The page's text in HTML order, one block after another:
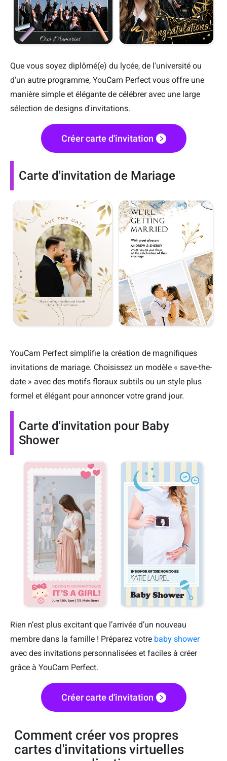
Que vous soyez diplômé(e) du lycée, de l'université ou
d'un autre programme, YouCam Perfect vous offre une
manière simple et élégante de célébrer avec une large
sélection de designs d'invitations.
Créer carte d'invitation
Carte d'invitation de Mariage
YouCam Perfect simplifie la création de magnifiques
invitations de mariage. Choisissez un modèle « save-the-
date » avec des motifs floraux subtils ou un style plus
formel et élégant pour annoncer votre grand jour.
Carte d'invitation pour Baby
Shower
Rien n’est plus excitant que l’arrivée d’un nouveau
membre dans la famille ! Préparez votre baby shower
avec des invitations personnalisées et faciles à créer
grâce à YouCam Perfect.
Créer carte d'invitation
Comment créer vos propres
cartes d'invitations virtuelles